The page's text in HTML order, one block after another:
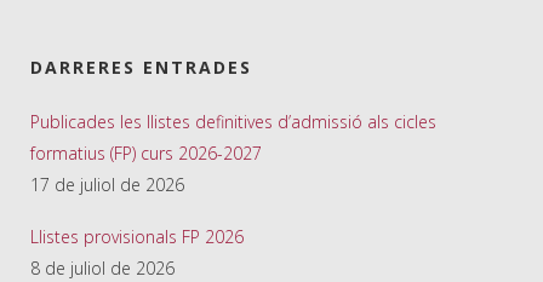
DARRERES ENTRADES
Publicades les llistes definitives d’admissió als cicles
formatius (FP) curs 2026-2027
17 de juliol de 2026
Llistes provisionals FP 2026
8 de juliol de 2026